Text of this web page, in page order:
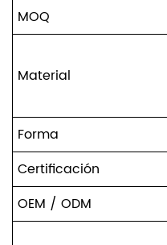
MOQ
Material
Forma
Certificación
OEM / ODM